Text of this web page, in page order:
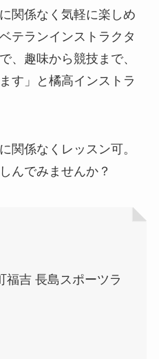
関係なく気軽に楽しめ
テランインストラクタ
、趣味から競技まで、
す」と橘高インストラ
関係なくレッスン可。
んでみませんか？
吉 長島スポーツラ